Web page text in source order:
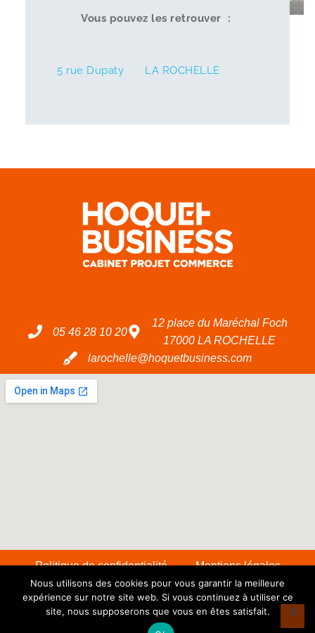
Vous pouvez les retrouver :
5 rue Dupaty LA ROCHELLE
05 46 28 10 20
12 place du Maréchal Foch
17000 LA ROCHELLE
larochelle@hoquetbusiness.com
Politique de confidentialité Mentions légales
Copyright © 2026 SAS Transac PME – Réalisé
par CHR-Link et
Arthur FABY
Nous utilisons des cookies pour vous garantir la meilleure
expérience sur notre site web. Si vous continuez à utiliser ce
site, nous supposerons que vous en êtes satisfait.